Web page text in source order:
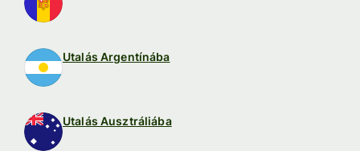
Utalás Argentínába
Utalás Ausztráliába